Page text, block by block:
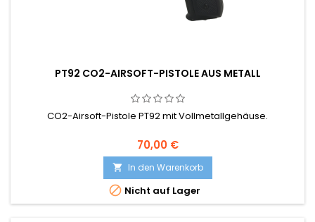
PT92 CO2-AIRSOFT-PISTOLE AUS METALL
CO2-Airsoft-Pistole PT92 mit Vollmetallgehäuse.
70,00 €
 In den Warenkorb
 Nicht auf Lager